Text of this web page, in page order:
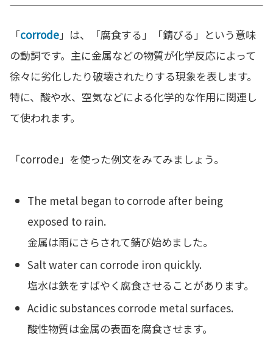
「corrode」は、「腐食する」「錆びる」という意味
の動詞です。主に金属などの物質が化学反応によって
徐々に劣化したり破壊されたりする現象を表します。
特に、酸や水、空気などによる化学的な作用に関連し
て使われます。
「corrode」を使った例文をみてみましょう。
The metal began to corrode after being
exposed to rain.
金属は雨にさらされて錆び始めました。
Salt water can corrode iron quickly.
塩水は鉄をすばやく腐食させることがあります。
Acidic substances corrode metal surfaces.
酸性物質は金属の表面を腐食させます。